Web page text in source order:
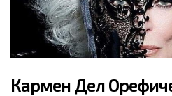
Кармен Дел